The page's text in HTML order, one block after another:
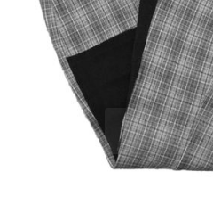
Doppelt